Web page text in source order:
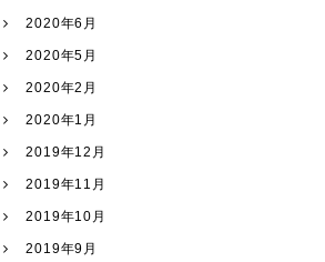
2020年6月
2020年5月
2020年2月
2020年1月
2019年12月
2019年11月
2019年10月
2019年9月